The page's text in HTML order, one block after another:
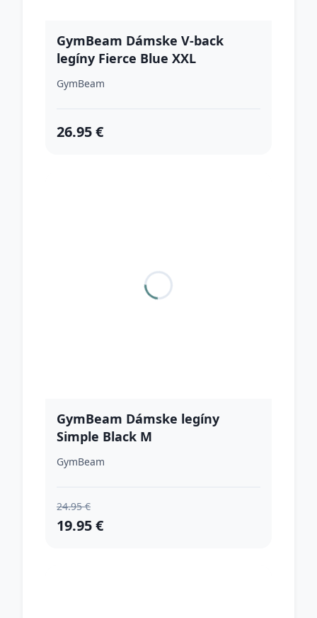
GymBeam Dámske V-back
legíny Fierce Blue XXL
GymBeam
26.95 €
GymBeam Dámske legíny
Simple Black M
GymBeam
24.95 €
19.95 €